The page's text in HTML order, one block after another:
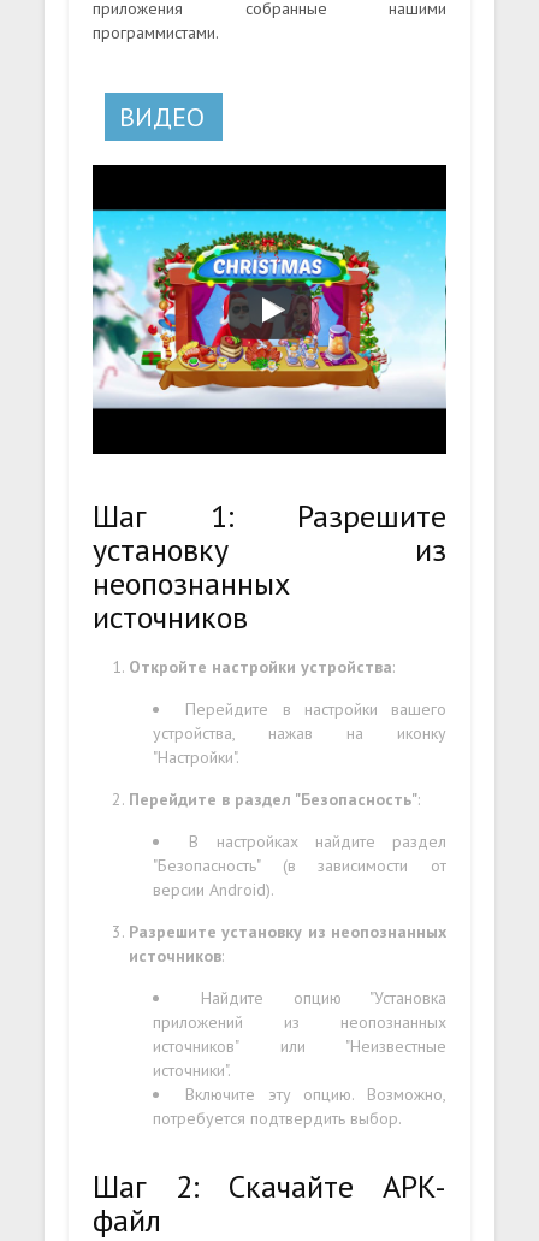
приложения собранные нашими
программистами.
ВИДЕО
Шаг 1: Разрешите
установку из
неопознанных
источников
Откройте настройки устройства:
Перейдите в настройки вашего
устройства, нажав на иконку
"Настройки".
Перейдите в раздел "Безопасность":
В настройках найдите раздел
"Безопасность" (в зависимости от
версии Android).
Разрешите установку из неопознанных
источников:
Найдите опцию "Установка
приложений из неопознанных
источников" или "Неизвестные
источники".
Включите эту опцию. Возможно,
потребуется подтвердить выбор.
Шаг 2: Скачайте APK-
файл